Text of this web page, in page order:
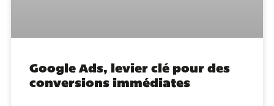
Google Ads, levier clé pour des
conversions immédiates